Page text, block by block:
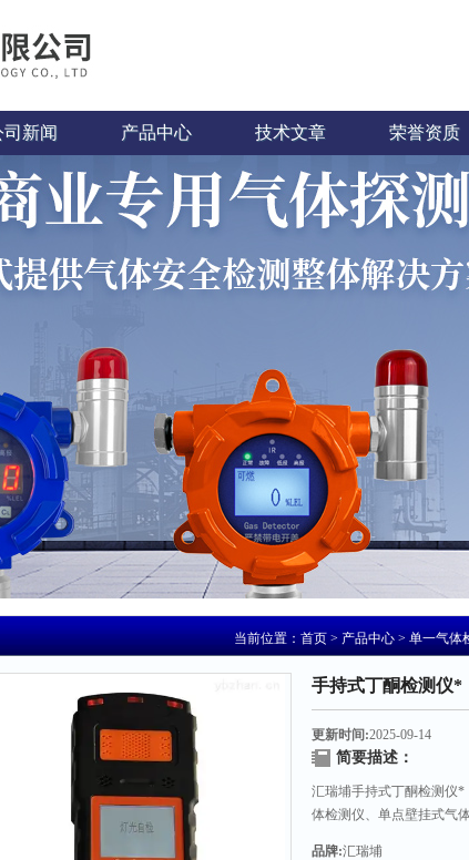
司新闻 产品中心 技术文章 荣誉资质
当前位置：首页>产品中心>单一气体
手持式丁酮检测仪*
更新时间:2025-09-14
简要描述：
汇瑞埔手持式丁酮检测仪
体检测仪、单点壁挂式气
品牌:汇瑞埔